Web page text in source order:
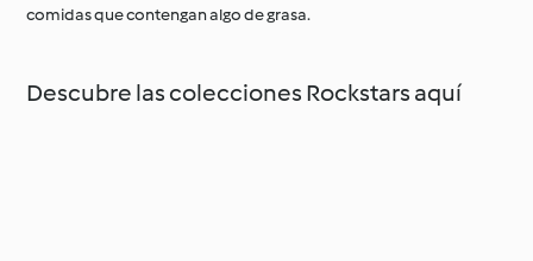
comidas que contengan algo de grasa.
Descubre las colecciones Rockstars aquí